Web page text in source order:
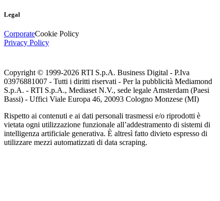
Legal
CorporateCookie Policy
Privacy Policy
Copyright © 1999-2026 RTI S.p.A. Business Digital - P.Iva
03976881007 - Tutti i diritti riservati - Per la pubblicità Mediamond
S.p.A. - RTI S.p.A., Mediaset N.V., sede legale Amsterdam (Paesi
Bassi) - Uffici Viale Europa 46, 20093 Cologno Monzese (MI)
Rispetto ai contenuti e ai dati personali trasmessi e/o riprodotti è
vietata ogni utilizzazione funzionale all’addestramento di sistemi di
intelligenza artificiale generativa. È altresì fatto divieto espresso di
utilizzare mezzi automatizzati di data scraping.